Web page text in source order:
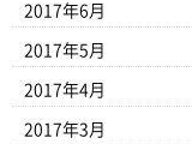
2017年6月
2017年5月
2017年4月
2017年3月